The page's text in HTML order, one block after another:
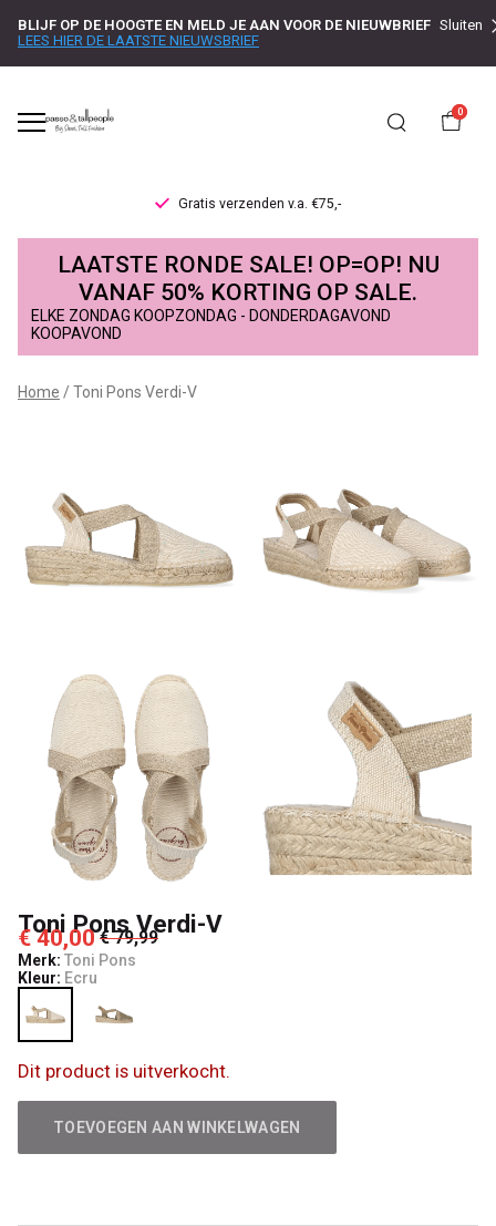
BLIJF OP DE HOOGTE EN MELD JE AAN VOOR DE NIEUWBRIEF
LEES HIER DE LAATSTE NIEUWSBRIEF
Sluiten
0
Gratis verzenden v.a. €75,-
Toni
Pons
Verdi-
V
Passo
LAATSTE RONDE SALE! OP=OP! NU
VANAF 50% KORTING OP SALE.
ELKE ZONDAG KOOPZONDAG - DONDERDAGAVOND
KOOPAVOND
Home Toni Pons Verdi-V
Toni Pons Verdi-V
€ 40,00 € 79,99
Merk: Toni Pons
Kleur: Ecru
Dit product is uitverkocht.
TOEVOEGEN AAN WINKELWAGEN